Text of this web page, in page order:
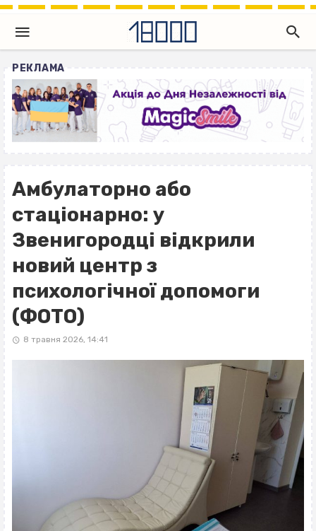
РЕКЛАМА
Амбулаторно або
стаціонарно: у
Звенигородці відкрили
новий центр з
психологічної допомоги
(ФОТО)
8 травня 2026, 14:41